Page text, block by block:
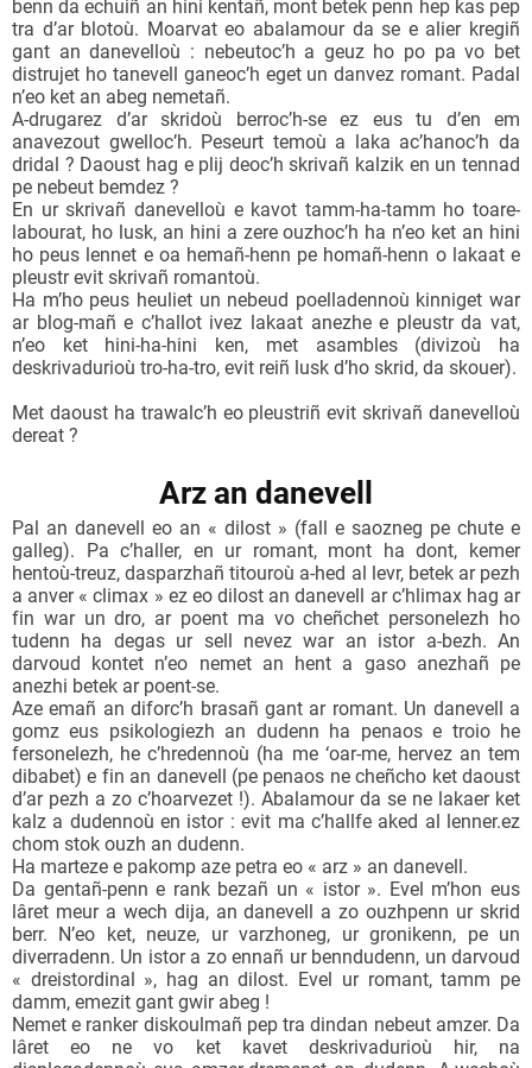
benn da echuiñ an hini kentañ, mont betek penn hep kas pep
tra d’ar blotoù. Moarvat eo abalamour da se e alier kregiñ
gant an danevelloù : nebeutoc’h a geuz ho po pa vo bet
distrujet ho tanevell ganeoc’h eget un danvez romant. Padal
n’eo ket an abeg nemetañ.
A-drugarez d’ar skridoù berroc’h-se ez eus tu d’en em
anavezout gwelloc’h. Peseurt temoù a laka ac’hanoc’h da
dridal ? Daoust hag e plij deoc’h skrivañ kalzik en un tennad
pe nebeut bemdez ?
En ur skrivañ danevelloù e kavot tamm-ha-tamm ho toare-
labourat, ho lusk, an hini a zere ouzhoc’h ha n’eo ket an hini
ho peus lennet e oa hemañ-henn pe homañ-henn o lakaat e
pleustr evit skrivañ romantoù.
Ha m’ho peus heuliet un nebeud poelladennoù kinniget war
ar blog-mañ e c’hallot ivez lakaat anezhe e pleustr da vat,
n’eo ket hini-ha-hini ken, met asambles (divizoù ha
deskrivadurioù tro-ha-tro, evit reiñ lusk d’ho skrid, da skouer).
Met daoust ha trawalc’h eo pleustriñ evit skrivañ danevelloù
dereat ?
Arz an danevell
Pal an danevell eo an « dilost » (fall e saozneg pe chute e
galleg). Pa c’haller, en ur romant, mont ha dont, kemer
hentoù-treuz, dasparzhañ titouroù a-hed al levr, betek ar pezh
a anver « climax » ez eo dilost an danevell ar c’hlimax hag ar
fin war un dro, ar poent ma vo cheñchet personelezh ho
tudenn ha degas ur sell nevez war an istor a-bezh. An
darvoud kontet n’eo nemet an hent a gaso anezhañ pe
anezhi betek ar poent-se.
Aze emañ an diforc’h brasañ gant ar romant. Un danevell a
gomz eus psikologiezh an dudenn ha penaos e troio he
fersonelezh, he c’hredennoù (ha me ‘oar-me, hervez an tem
dibabet) e fin an danevell (pe penaos ne cheñcho ket daoust
d’ar pezh a zo c’hoarvezet !). Abalamour da se ne lakaer ket
kalz a dudennoù en istor : evit ma c’hallfe aked al lenner.ez
chom stok ouzh an dudenn.
Ha marteze e pakomp aze petra eo « arz » an danevell.
Da gentañ-penn e rank bezañ un « istor ». Evel m’hon eus
lâret meur a wech dija, an danevell a zo ouzhpenn ur skrid
berr. N’eo ket, neuze, ur varzhoneg, ur gronikenn, pe un
diverradenn. Un istor a zo ennañ ur benndudenn, un darvoud
« dreistordinal », hag an dilost. Evel ur romant, tamm pe
damm, emezit gant gwir abeg !
Nemet e ranker diskoulmañ pep tra dindan nebeut amzer. Da
lâret eo ne vo ket kavet deskrivadurioù hir, na